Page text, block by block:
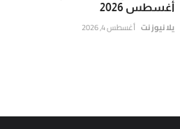
أغسطس 2026
يلا نيوز نت أغسطس 4, 2026